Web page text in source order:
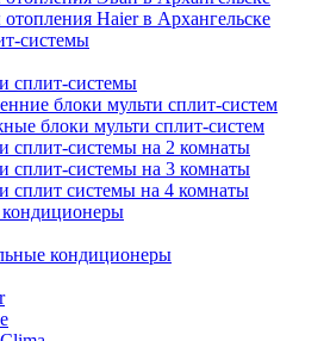
Haier в Архангельске
системы
сплит-системы
блоки мульти сплит-систем
блоки мульти сплит-систем
сплит-системы на 2 комнаты
сплит-системы на 3 комнаты
сплит системы на 4 комнаты
кондиционеры